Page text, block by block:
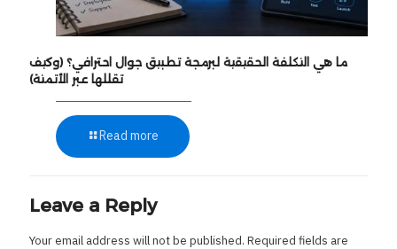
ما هي التكلفة الحقيقية لبرمجة تطبيق جوال احترافي؟ (وكيف
تقللها عبر الأتمتة)
Read more
Leave a Reply
Your email address will not be published. Required fields are